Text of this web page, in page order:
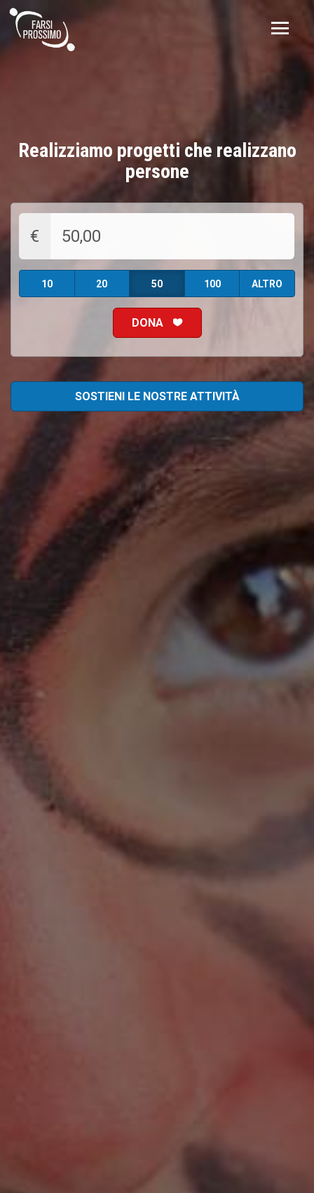
Realizziamo progetti che realizzano
persone
€
10 20 50 100 ALTRO
DONA
SOSTIENI LE NOSTRE ATTIVITÀ